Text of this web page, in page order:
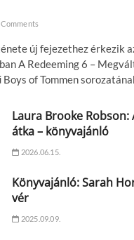
új fejezethez érkezik
A Redeeming 6 –
of Tommen
Laura Brooke Robson:
átka – könyvajánló
2026.06.15.
Könyvajánló: Sarah
vér
2025.09.09.